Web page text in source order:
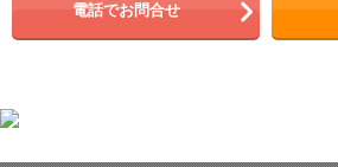
電話でお問合せ